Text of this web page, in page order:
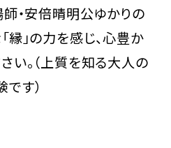
師・安倍晴明公ゆかりの
縁」の力を感じ、心豊か
い。（上質を知る大人の
す）